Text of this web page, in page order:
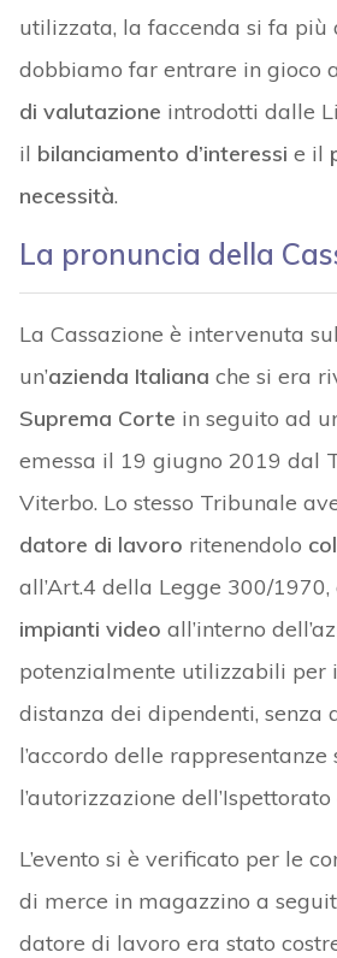
utilizzata, la faccenda si fa più
dobbiamo far entrare in gioco
di valutazione introdotti dalle
il bilanciamento d’interessi e il
necessità.
La pronuncia della
La Cassazione è intervenuta
un’azienda Italiana che si era
Suprema Corte in seguito ad
emessa il 19 giugno 2019 dal
Viterbo. Lo stesso Tribunale
datore di lavoro ritenendolo
all’Art.4 della Legge 300/
impianti video all’interno
potenzialmente utilizzabili per
distanza dei dipendenti, senza
l’accordo delle rappresentanze
l’autorizzazione
L’evento si è verificato per le
di merce in magazzino a
datore di lavoro era stato